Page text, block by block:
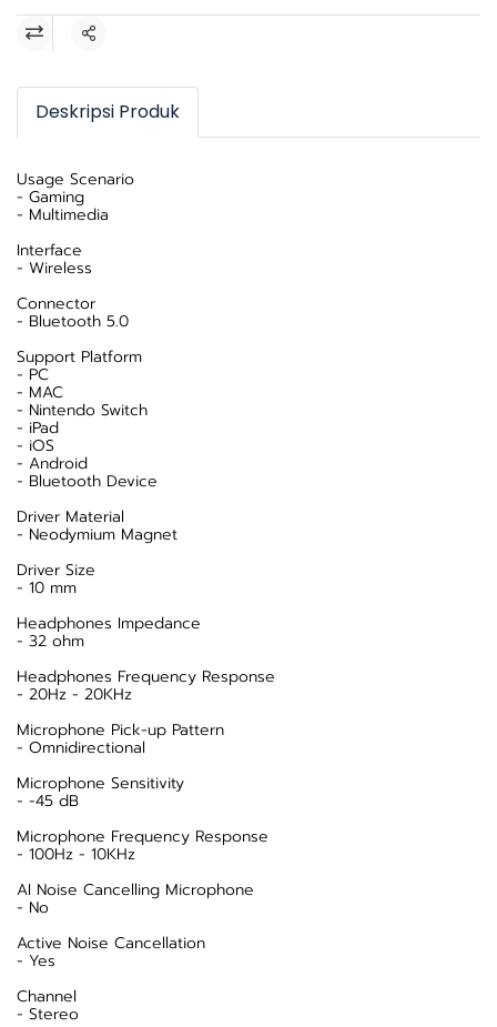
Share
Deskripsi Produk
Usage Scenario
- Gaming
- Multimedia
Interface
- Wireless
Connector
- Bluetooth 5.0
Support Platform
- PC
- MAC
- Nintendo Switch
- iPad
- iOS
- Android
- Bluetooth Device
Driver Material
- Neodymium Magnet
Driver Size
- 10 mm
Headphones Impedance
- 32 ohm
Headphones Frequency Response
- 20Hz - 20KHz
Microphone Pick-up Pattern
- Omnidirectional
Microphone Sensitivity
- -45 dB
Microphone Frequency Response
- 100Hz - 10KHz
AI Noise Cancelling Microphone
- No
Active Noise Cancellation
- Yes
Channel
- Stereo